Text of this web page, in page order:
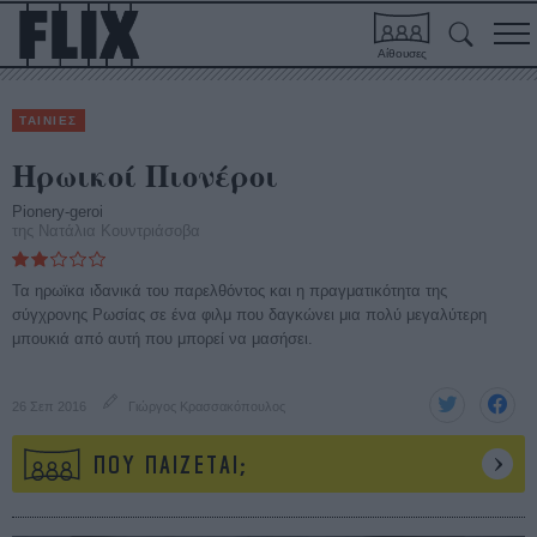
Αίθουσες
ΤΑΙΝΙΕΣ
Ηρωικοί Πιονέροι
Pionery-geroi
της Νατάλια Κουντριάσοβα
Τα ηρωϊκα ιδανικά του παρελθόντος και η πραγματικότητα της
σύγχρονης Ρωσίας σε ένα φιλμ που δαγκώνει μια πολύ μεγαλύτερη
μπουκιά από αυτή που μπορεί να μασήσει.
26 Σεπ 2016 Γιώργος Κρασσακόπουλος
ΠΟΥ ΠΑΙΖΕΤΑΙ;